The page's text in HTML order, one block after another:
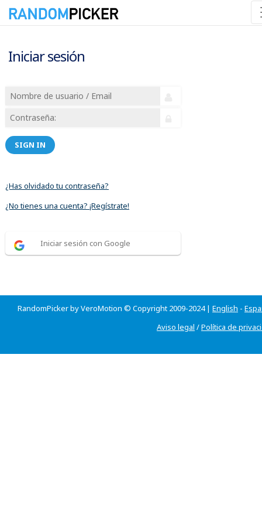
Iniciar sesión
SIGN IN
¿Has olvidado tu contraseña?
¿No tienes una cuenta? ¡Regístrate!
Iniciar sesión con Google
RandomPicker by VeroMotion © Copyright 2009-2024 | English -
Aviso legal /Política de